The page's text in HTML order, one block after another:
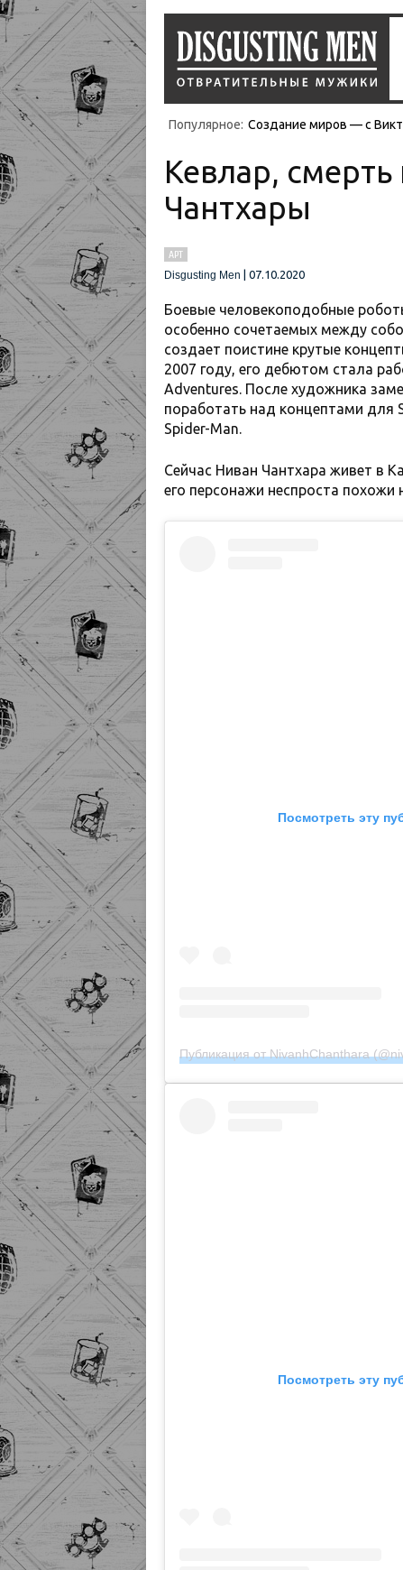
Популярное: Создание миров — с
Кевлар,
Чантхары
АРТ
Disgusting Men
07.10.2020
Боевые человекоподобные
особенно сочетаемых между
создает поистине крутые
2007 году, его дебютом стала
Adventures. После художника
поработать над концептами для
Spider-Man.
Сейчас Ниван Чантхара живет в
его персонажи неспроста похожи
Посмотреть эту
Публикация от NivanhChanthara
Посмотреть эту